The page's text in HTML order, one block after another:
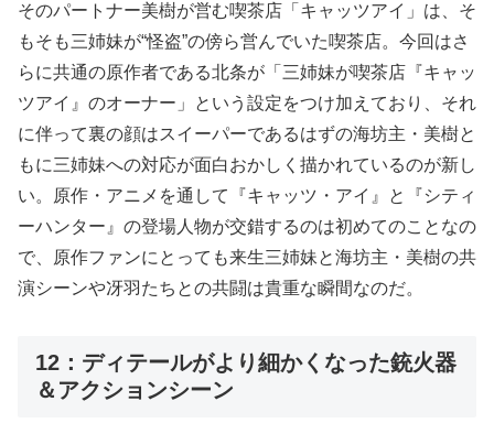
そのパートナー美樹が営む喫茶店「キャッツアイ」は、そ
もそも三姉妹が“怪盗”の傍ら営んでいた喫茶店。今回はさ
らに共通の原作者である北条が「三姉妹が喫茶店『キャッ
ツアイ』のオーナー」という設定をつけ加えており、それ
に伴って裏の顔はスイーパーであるはずの海坊主・美樹と
もに三姉妹への対応が面白おかしく描かれているのが新し
い。原作・アニメを通して『キャッツ・アイ』と『シティ
ーハンター』の登場人物が交錯するのは初めてのことなの
で、原作ファンにとっても来生三姉妹と海坊主・美樹の共
演シーンや冴羽たちとの共闘は貴重な瞬間なのだ。
12：ディテールがより細かくなった銃火器
＆アクションシーン